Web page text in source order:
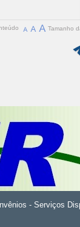
Tamanho
- Serviços